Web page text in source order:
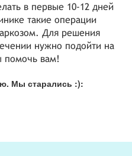
в первые 10-12 дней
такие операции
Для решения
нужно подойти на
помочь вам!
Мы старались :):